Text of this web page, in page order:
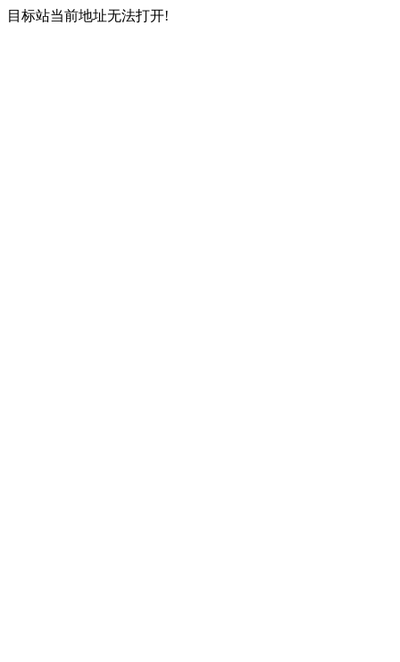
目标站当前地址无法打开!